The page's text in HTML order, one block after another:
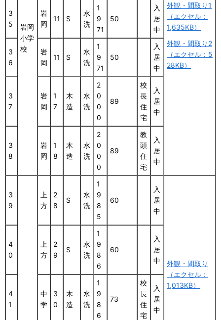
岩岡
小学
校
外観・間取り1
（エクセル：
1,635KB）
外観・間取り2
（エクセル：5
28KB）
3
5
岩
岡
11 S
水
洗
1
9
71
50
入
居
中
3
6
岩
岡
11 S
水
洗
1
9
71
50
入
居
中
3
7
岩
岡
1
7
木
造
水
洗
2
0
0
0
89
校
長
住
宅
入
居
中
3
8
岩
岡
1
8
木
造
水
洗
2
0
0
0
89
教
頭
住
宅
入
居
中
3
9
上
方
2
8
S
水
洗
1
9
8
5
60
入
居
中
外観・間取り
（エクセル：
1,013KB）
4
0
上
方
2
9
S
水
洗
1
9
8
6
60
入
居
中
4
1
中
学
3
0
木
造
水
洗
1
9
8
6
73
校
長
住
宅
入
居
中